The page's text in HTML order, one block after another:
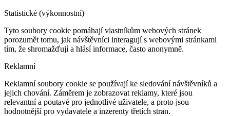
Statistické (výkonnostní)
Tyto soubory cookie pomáhají vlastníkům webových stránek
porozumět tomu, jak návštěvníci interagují s webovými stránkami
tím, že shromažďují a hlásí informace, často anonymně.
Reklamní
Reklamní soubory cookie se používají ke sledování návštěvníků a
jejich chování. Záměrem je zobrazovat reklamy, které jsou
relevantní a poutavé pro jednotlivé uživatele, a proto jsou
hodnotnější pro vydavatele a inzerenty třetích stran.